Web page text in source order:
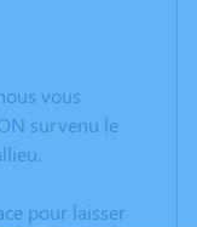
vous
survenu le
pour laisser